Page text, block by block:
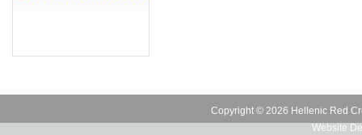
Copyright © 2026 Hellenic Red
Website